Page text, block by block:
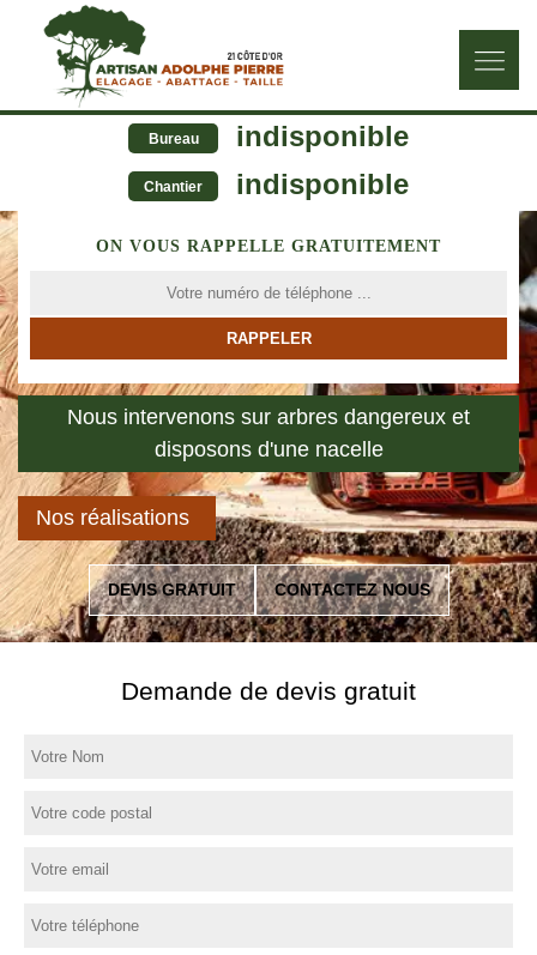
Bureau indisponible
Chantier indisponible
ON VOUS RAPPELLE GRATUITEMENT
Nous intervenons sur arbres dangereux et
disposons d'une nacelle
Nos réalisations
DEVIS GRATUIT CONTACTEZ NOUS
Demande de devis gratuit